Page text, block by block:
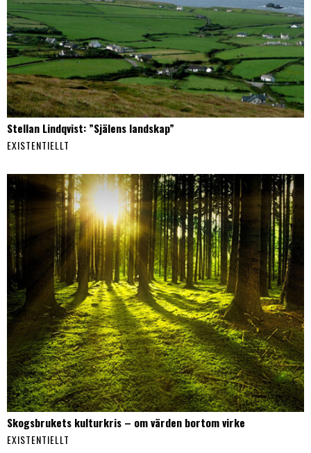
Stellan Lindqvist: ”Själens landskap”
EXISTENTIELLT
Skogsbrukets kulturkris – om värden bortom virke
EXISTENTIELLT